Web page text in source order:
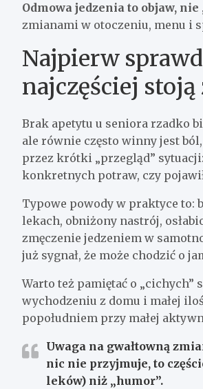
Odmowa jedzenia to objaw, nie
zmianami w otoczeniu, menu i
Najpierw
najczęściej
Brak apetytu u seniora rzadko
ale równie często winny jest
przez krótki „przegląd”
konkretnych potraw, czy
Typowe powody w praktyce to:
lekach, obniżony nastrój,
zmęczenie jedzeniem w
już sygnał, że może chodzić o
Warto też pamiętać o
wychodzeniu z domu i małej
popołudniem przy małej
Uwaga na gwałtowną
nic nie przyjmuje, to
leków) niż „humor”.